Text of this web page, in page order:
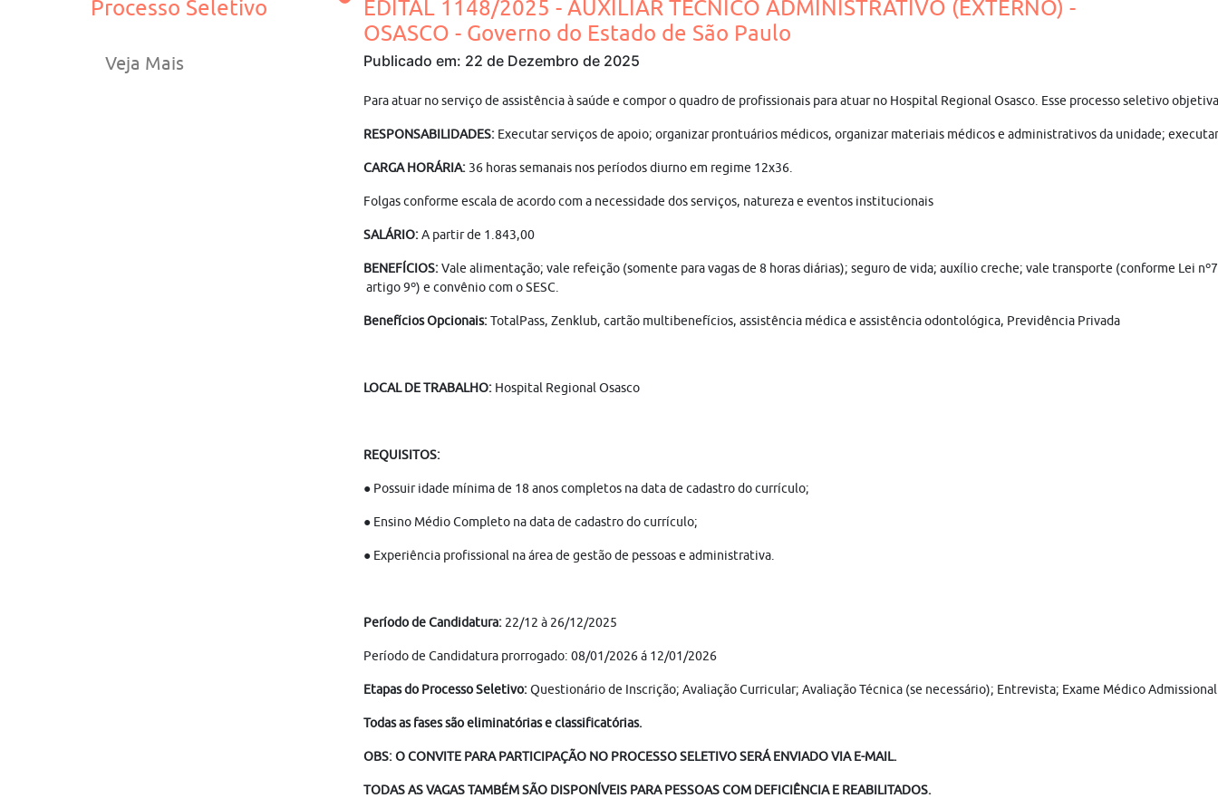
Processo Seletivo
Veja Mais
EDITAL 1148/2025 - AUXILIAR TÉCNICO ADMINISTRATIVO (EXTERNO) -
OSASCO - Governo do Estado de São Paulo
Publicado em: 22 de Dezembro de 2025
Para atuar no serviço de assistência à saúde e compor o quadro de profissionais para atuar no Hospital Regional Osasco. Esse processo seletivo
RESPONSABILIDADES: Executar serviços de apoio; organizar prontuários médicos, organizar materiais médicos e administrativos da unidade;
CARGA HORÁRIA:36 horas semanais nos períodos diurno em regime 12x36.
Folgas conforme escala de acordo com a necessidade dos serviços, natureza e eventos institucionais
SALÁRIO:A partir de 1.843,00
BENEFÍCIOS:Vale alimentação; vale refeição (somente para vagas de 8 horas diárias); seguro de vida; auxílio creche; vale transporte (conforme Lei
artigo 9º) e convênio com o SESC.
Benefícios Opcionais:TotalPass, Zenklub, cartão multibenefícios, assistência médica e assistência odontológica, Previdência Privada
LOCAL DE TRABALHO:Hospital Regional Osasco
REQUISITOS:
● Possuir idade mínima de 18 anos completos na data de cadastro do currículo;
● Ensino Médio Completo na data de cadastro do currículo;
● Experiência profissional na área de gestão de pessoas e administrativa.
Período de Candidatura:22/12 à 26/12/2025
Período de Candidatura prorrogado: 08/01/2026 á 12/01/2026
Etapas do Processo Seletivo:Questionário de Inscrição; Avaliação Curricular; Avaliação Técnica (se necessário); Entrevista; Exame Médico
Todas as fases são eliminatórias e classificatórias.
OBS: O CONVITE PARA PARTICIPAÇÃO NO PROCESSO SELETIVO SERÁ ENVIADO VIA E-MAIL.
TODAS AS VAGAS TAMBÉM SÃO DISPONÍVEIS PARA PESSOAS COM DEFICIÊNCIA E REABILITADOS.